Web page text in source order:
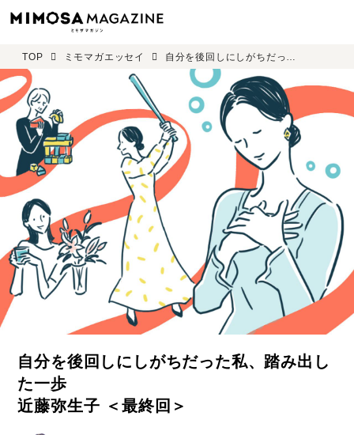
TOP ミモマガエッセイ 自分を後回しにしがちだった私、踏み出した一歩 近藤弥生子 ＜最終回＞
自分を後回しにしがちだった私、踏み出し
た一歩
近藤弥生子 ＜最終回＞